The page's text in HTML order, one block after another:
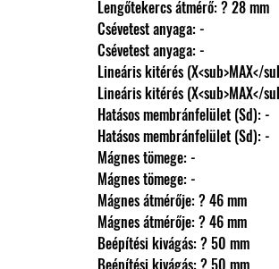
                Lengőtekercs átmérő: ? 28 mm
                Csévetest anyaga: -
                Csévetest anyaga: -
Lineáris kitérés (X<sub>MAX</
Lineáris kitérés (X<sub>MAX</
                Hatásos membránfelület (Sd): -
                Hatásos membránfelület (Sd): -
                Mágnes tömege: -
                Mágnes tömege: -
                Mágnes átmérője: ? 46 mm
                Mágnes átmérője: ? 46 mm
                Beépítési kivágás: ? 50 mm
                Beépítési kivágás: ? 50 mm